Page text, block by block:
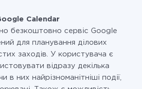
Calendar
безкоштовно сервіс Google
для планування ділових
заходів. У користувача є
відразу декілька
в них найрізноманітніші події,